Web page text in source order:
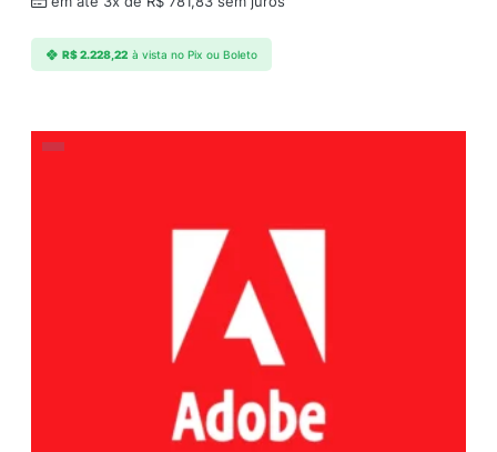
R$2.228,22 à vista no Pix ou Boleto